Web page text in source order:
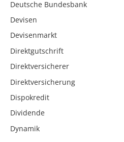
Deutsche Bundesbank
Devisen
Devisenmarkt
Direktgutschrift
Direktversicherer
Direktversicherung
Dispokredit
Dividende
Dynamik